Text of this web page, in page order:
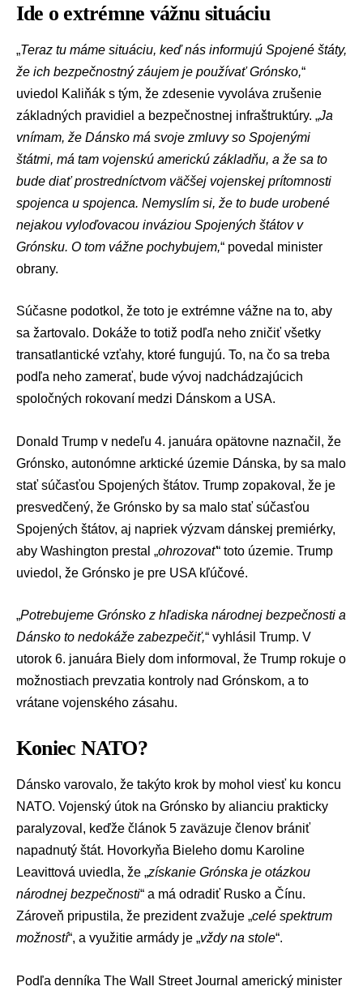
Ide o extrémne vážnu situáciu
„Teraz tu máme situáciu, keď nás informujú Spojené štáty,
že ich bezpečnostný záujem je používať Grónsko,“
uviedol Kaliňák s tým, že zdesenie vyvoláva zrušenie
základných pravidiel a bezpečnostnej infraštruktúry. „Ja
vnímam, že Dánsko má svoje zmluvy so Spojenými
štátmi, má tam vojenskú americkú základňu, a že sa to
bude diať prostredníctvom väčšej vojenskej prítomnosti
spojenca u spojenca. Nemyslím si, že to bude urobené
nejakou vyloďovacou inváziou Spojených štátov v
Grónsku. O tom vážne pochybujem,“ povedal minister
obrany.
Súčasne podotkol, že toto je extrémne vážne na to, aby
sa žartovalo. Dokáže to totiž podľa neho zničiť všetky
transatlantické vzťahy, ktoré fungujú. To, na čo sa treba
podľa neho zamerať, bude vývoj nadchádzajúcich
spoločných rokovaní medzi Dánskom a USA.
Donald Trump v nedeľu 4. januára opätovne naznačil, že
Grónsko, autonómne arktické územie Dánska, by sa malo
stať súčasťou Spojených štátov. Trump zopakoval, že je
presvedčený, že Grónsko by sa malo stať súčasťou
Spojených štátov, aj napriek výzvam dánskej premiérky,
aby Washington prestal „ohrozovať“ toto územie. Trump
uviedol, že Grónsko je pre USA kľúčové.
„Potrebujeme Grónsko z hľadiska národnej bezpečnosti a
Dánsko to nedokáže zabezpečiť,“ vyhlásil Trump. V
utorok 6. januára Biely dom informoval, že Trump rokuje o
možnostiach prevzatia kontroly nad Grónskom, a to
vrátane vojenského zásahu.
Koniec NATO?
Dánsko varovalo, že takýto krok by mohol viesť ku koncu
NATO. Vojenský útok na Grónsko by alianciu prakticky
paralyzoval, keďže článok 5 zaväzuje členov brániť
napadnutý štát. Hovorkyňa Bieleho domu Karoline
Leavittová uviedla, že „získanie Grónska je otázkou
národnej bezpečnosti“ a má odradiť Rusko a Čínu.
Zároveň pripustila, že prezident zvažuje „celé spektrum
možností“, a využitie armády je „vždy na stole“.
Podľa denníka The Wall Street Journal americký minister